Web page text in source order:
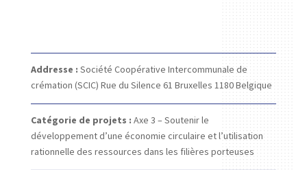
Addresse : Société Coopérative Intercommunale de
crémation (SCIC) Rue du Silence 61 Bruxelles 1180Belgique
Catégorie de projets : Axe 3 – Soutenir le
développement d’une économie circulaire et l’utilisation
rationnelle des ressources dans les filières porteuses